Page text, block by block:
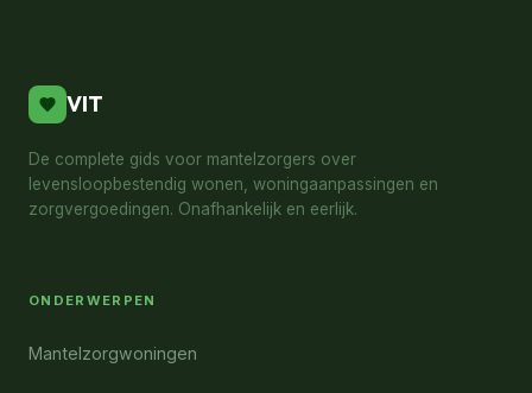
VIT
De complete gids voor mantelzorgers over
levensloopbestendig wonen, woningaanpassingen en
zorgvergoedingen. Onafhankelijk en eerlijk.
ONDERWERPEN
Mantelzorgwoningen